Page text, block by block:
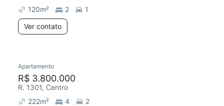
120m² 2
1
Ver contato
Apartamento
R$ 3.800.000
R. 1301, Centro
222m² 4
2